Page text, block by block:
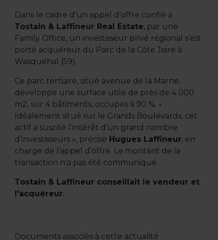
Dans le cadre d’un appel d’offre confié à
Tostain & Laffineur Real Estate, par une
Family Office, un investisseur privé régional s’est
porté acquéreur du Parc de la Côte Joire à
Wasquehal (59).
Ce parc tertiaire, situé avenue de la Marne,
développe une surface utile de près de 4 000
m2, sur 4 bâtiments, occupés à 90 %. «
Idéalement situé sur le Grands Boulevards, cet
actif a suscité l’intérêt d’un grand nombre
d’investisseurs », précise Hugues Laffineur, en
charge de l’appel d’offre. Le montant de la
transaction n'a pas été communiqué.
Tostain & Laffineur conseillait le vendeur et
l'acquéreur.
Documents associés à cette actualité :